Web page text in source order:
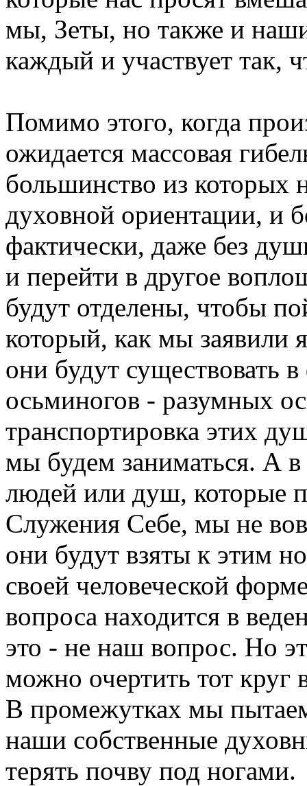
мы, Зеты, но также и
каждый и участвует так,
Помимо этого, когда
ожидается массовая
большинство из которых
духовной ориентации, и
фактически, даже без
и перейти в другое
будут отделены, чтобы
который, как мы заявили
они будут существовать
осьминогов - разумных
транспортировка этих
мы будем заниматься. А в
людей или душ, которые
Служения Себе, мы не
они будут взяты к этим
своей человеческой
вопроса находится в
это - не наш вопрос. Но
можно очертить тот
В промежутках мы
наши собственные
терять почву под ногами.